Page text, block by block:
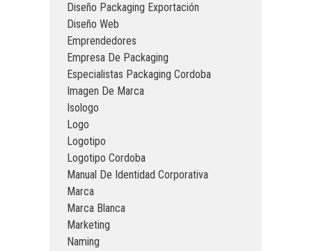
Diseño Packaging Exportación
Diseño Web
Emprendedores
Empresa De Packaging
Especialistas Packaging Cordoba
Imagen De Marca
Isologo
Logo
Logotipo
Logotipo Cordoba
Manual De Identidad Corporativa
Marca
Marca Blanca
Marketing
Naming